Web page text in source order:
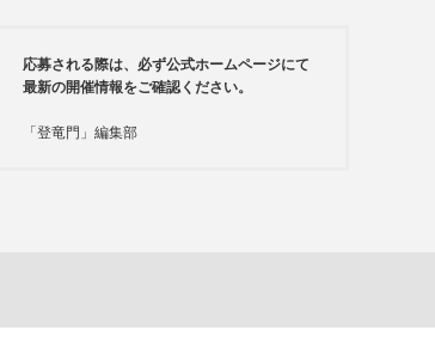
応募される際は、必ず公式ホームページにて
最新の開催情報をご確認ください。
「登竜門」編集部